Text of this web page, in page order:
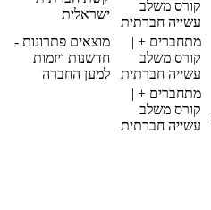
קורס משלב
עשייה חברתית
ישראלית
מתחברים + |
קורס משלב
עשייה חברתית
מוצאים פתרונות -
חדשנות ויזמות
למען החברה
מתחברים + |
קורס משלב
עשייה חברתית